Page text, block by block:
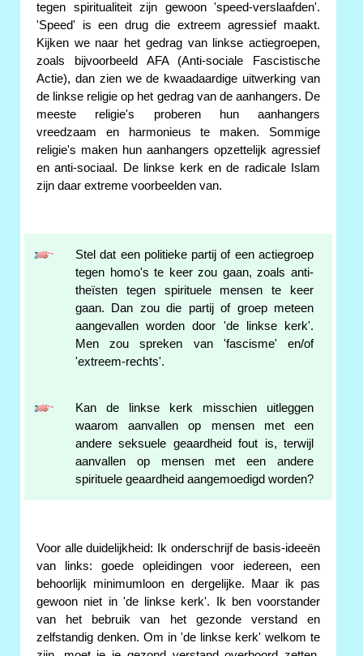
tegen spiritualiteit zijn gewoon 'speed-verslaafden'.
'Speed' is een drug die extreem agressief maakt.
Kijken we naar het gedrag van linkse actiegroepen,
zoals bijvoorbeeld AFA (Anti-sociale Fascistische
Actie), dan zien we de kwaadaardige uitwerking van
de linkse religie op het gedrag van de aanhangers. De
meeste religie's proberen hun aanhangers
vreedzaam en harmonieus te maken. Sommige
religie's maken hun aanhangers opzettelijk agressief
en anti-sociaal. De linkse kerk en de radicale Islam
zijn daar extreme voorbeelden van.
Stel dat een politieke partij of een actiegroep
tegen homo's te keer zou gaan, zoals anti-
theïsten tegen spirituele mensen te keer
gaan. Dan zou die partij of groep meteen
aangevallen worden door 'de linkse kerk'.
Men zou spreken van 'fascisme' en/of
'extreem-rechts'.
Kan de linkse kerk misschien uitleggen
waarom aanvallen op mensen met een
andere seksuele geaardheid fout is, terwijl
aanvallen op mensen met een andere
spirituele geaardheid aangemoedigd worden?
Voor alle duidelijkheid: Ik onderschrijf de basis-ideeën
van links: goede opleidingen voor iedereen, een
behoorlijk minimumloon en dergelijke. Maar ik pas
gewoon niet in 'de linkse kerk'. Ik ben voorstander
van het bebruik van het gezonde verstand en
zelfstandig denken. Om in 'de linkse kerk' welkom te